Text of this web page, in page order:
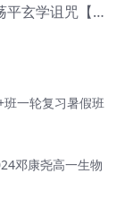
2025年叁月聚粮语文百日冲刺｜荡平玄学诅咒【Ea-001】
一轮复习暑假班
邓康尧高一生物